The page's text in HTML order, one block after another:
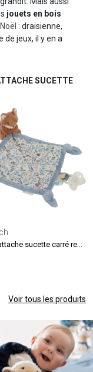
jouets en bois
: draisienne,
jeux, il y en a
SUCETTE
Voir tous les produits